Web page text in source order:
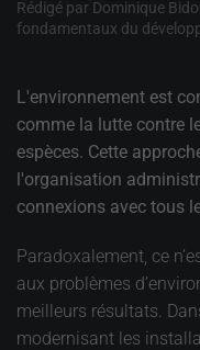
Rédigé par Dominique
fondamentaux du
L'environnement est
comme la lutte contre
espèces. Cette
l'organisation
connexions avec tous
Paradoxalement, ce
aux problèmes
meilleurs résultats.
modernisant les